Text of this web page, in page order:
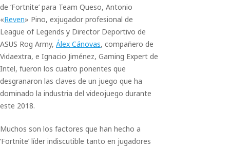
de ‘Fortnite’ para Team Queso, Antonio
«Reven» Pino, exjugador profesional de
League of Legends y Director Deportivo de
ASUS Rog Army, Álex Cánovas, compañero de
Vidaextra, e Ignacio Jiménez, Gaming Expert de
Intel, fueron los cuatro ponentes que
desgranaron las claves de un juego que ha
dominado la industria del videojuego durante
este 2018.
Muchos son los factores que han hecho a
‘Fortnite’ líder indiscutible tanto en jugadores